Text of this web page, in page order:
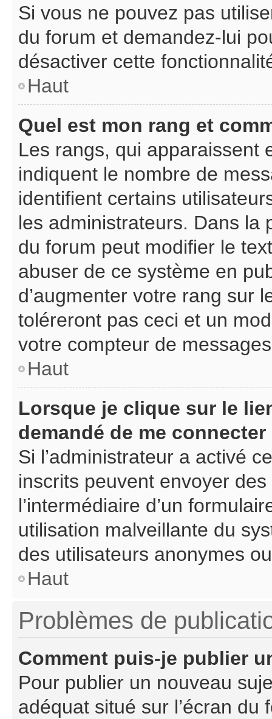
Si vous ne pouvez pas
du forum et demandez-lui
désactiver cette
Haut
Quel est mon rang et
Les rangs, qui apparaissent
indiquent le nombre de
identifient certains
les administrateurs. Dans la
du forum peut modifier le
abuser de ce système en
d’augmenter votre rang sur
toléreront pas ceci et un
votre compteur de
Haut
Lorsque je clique sur le
demandé de me connecter
Si l’administrateur a activé
inscrits peuvent envoyer
l’intermédiaire d’un
utilisation malveillante du
des utilisateurs anonymes
Haut
Problèmes de
Comment puis-je publier
Pour publier un nouveau
adéquat situé sur l’écran